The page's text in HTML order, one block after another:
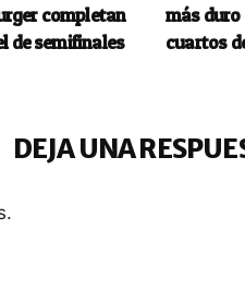
completan
de semifinales
más duro
cuartos
DEJA UNA